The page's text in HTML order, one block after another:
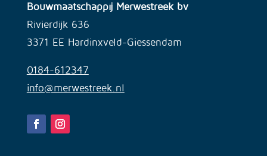
Bouwmaatschappij Merwestreek bv
Rivierdijk 636
3371 EE Hardinxveld-Giessendam
0184-612347
info@merwestreek.nl